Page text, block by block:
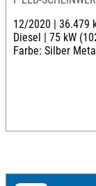
12/2020 | 36.479
Diesel | 75 kW
Farbe: Silber